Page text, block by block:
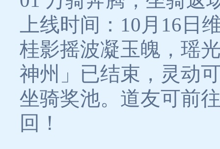
上线时间：10月16日
桂影摇波凝玉魄，瑶
神州」已结束，灵动
坐骑奖池。道友可前
回！